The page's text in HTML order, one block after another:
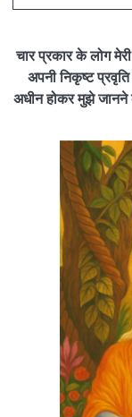
चार प्रकार के लोग
अपनी निकृष्ट
अधीन होकर मुझे जानने